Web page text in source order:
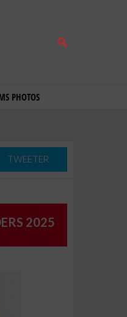
PHOTOS
TWEETER
2025